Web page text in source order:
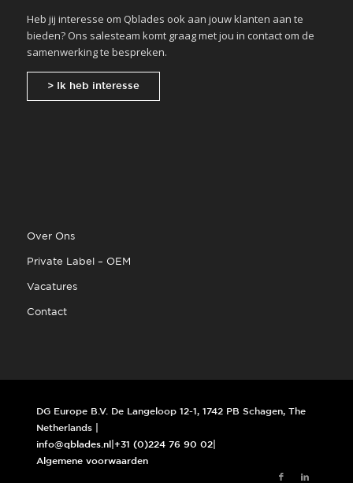
Heb jij interesse om Qblades ook aan jouw klanten aan te
bieden? Ons salesteam komt graag met jou in contact om de
samenwerking te bespreken.
> Ik heb interesse
Over Ons
Private Label – OEM
Vacatures
Contact
DG Europe B.V. De Langeloop 12-1, 1742 PB Schagen, The
Netherlands |
info@qblades.nl
|+31 (0)224 76 90 02
Algemene voorwaarden